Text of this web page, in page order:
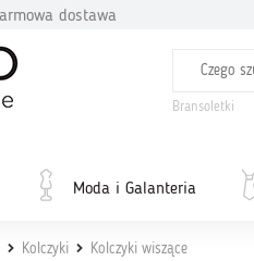
dostawa
Bransoletki
Moda i Galanteria
Kolczyki Kolczyki wiszące